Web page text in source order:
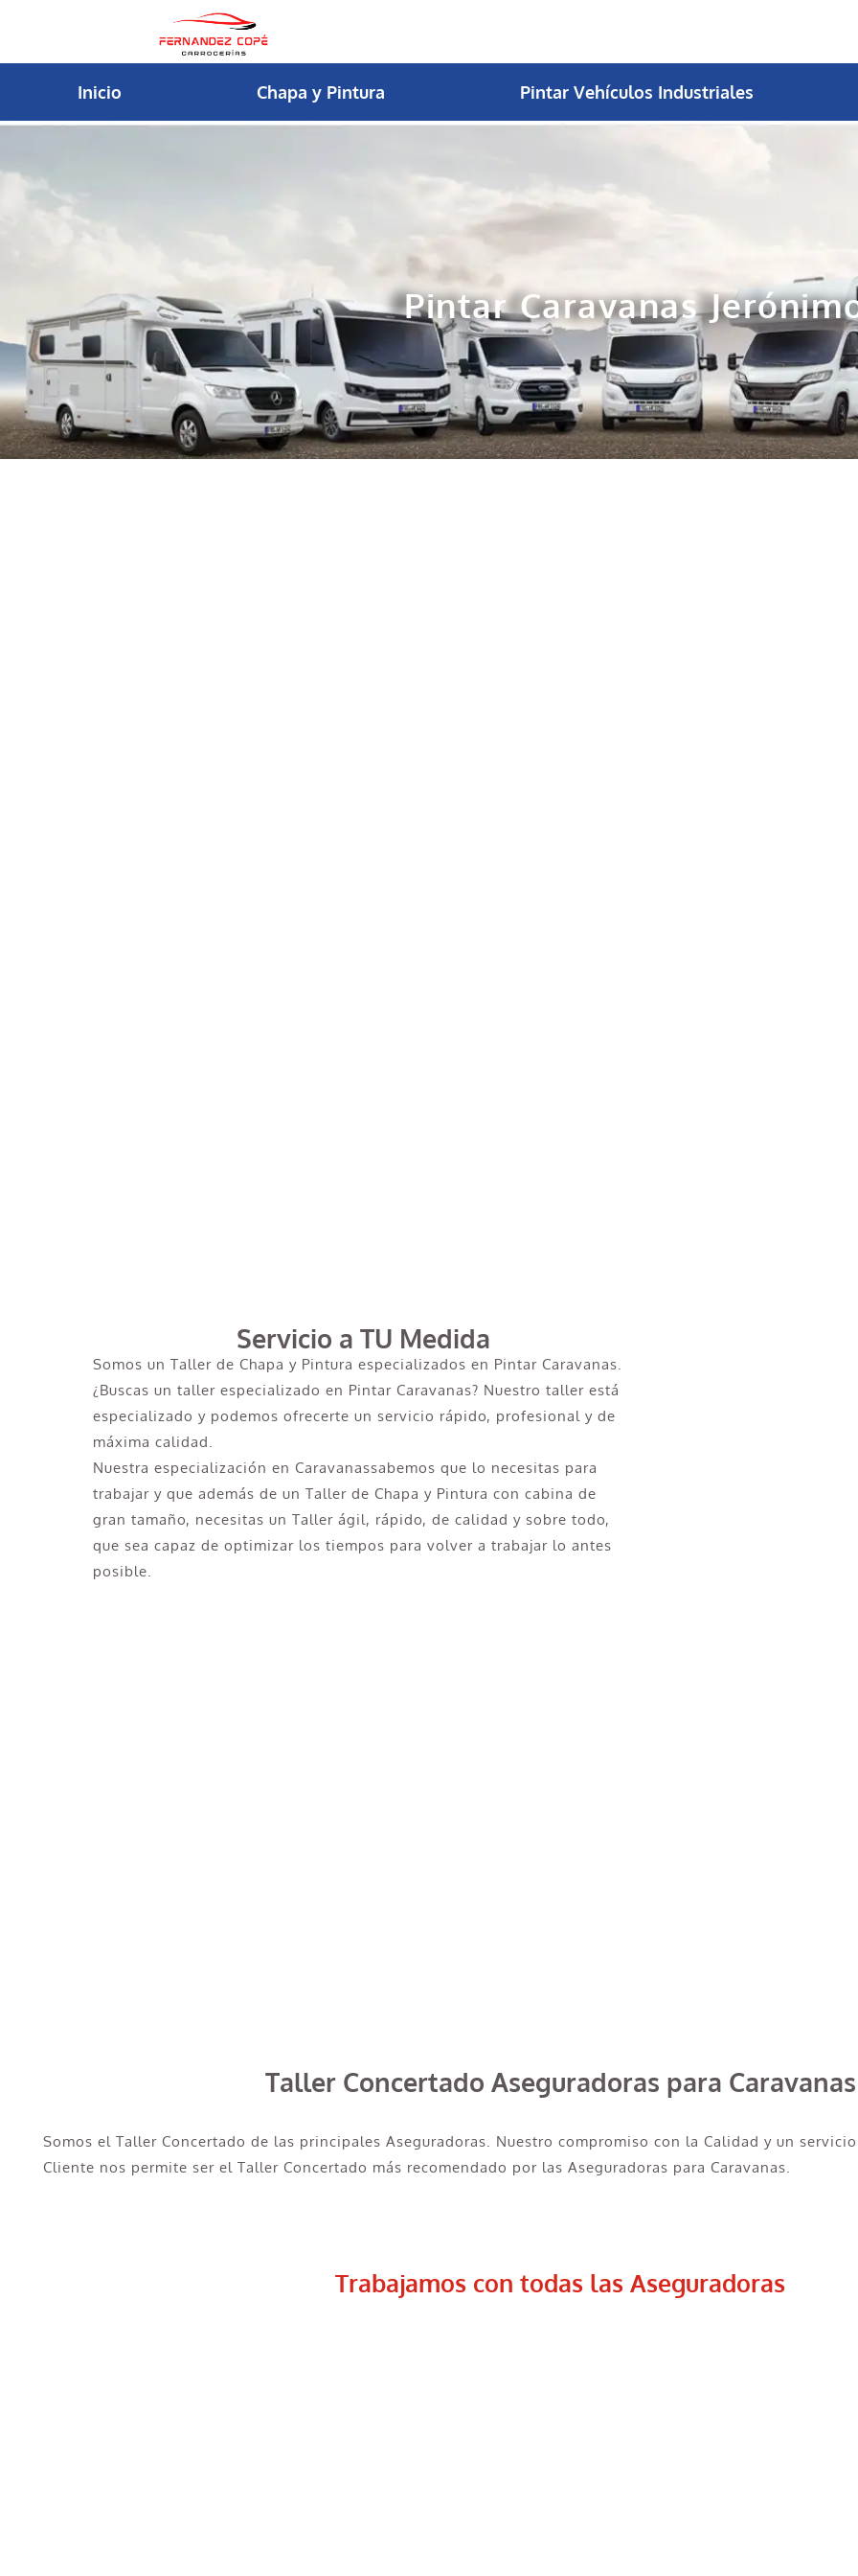
Inicio Chapa y Pintura Pintar Vehículos Industriales
Pintar Caravanas
Servicio a TU Medida
Somos un Taller de Chapa y Pintura especializados en Pintar Caravanas.
¿Buscas un taller especializado en Pintar Caravanas? Nuestro taller está
especializado y podemos ofrecerte un servicio rápido, profesional y de
máxima calidad.
Nuestra especialización en Caravanassabemos que lo necesitas para
trabajar y que además de un Taller de Chapa y Pintura con cabina de
gran tamaño, necesitas un Taller ágil, rápido, de calidad y sobre todo,
que sea capaz de optimizar los tiempos para volver a trabajar lo antes
posible.
Taller Concertado Aseguradoras para Caravanas
Somos el Taller Concertado de las principales Aseguradoras. Nuestro compromiso con la Calidad y un
Cliente nos permite ser el Taller Concertado más recomendado por las Aseguradoras para Caravanas.
Trabajamos con todas las Aseguradoras